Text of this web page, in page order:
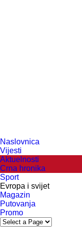
Naslovnica
Vijesti
Aktuelnosti
Crna hronika
Sport
Evropa i svijet
Magazin
Putovanja
Promo